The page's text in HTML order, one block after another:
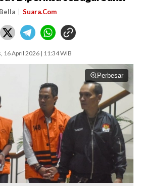
Bella Suara.Com
16 April 2026 | 11:34 WIB
Perbesar